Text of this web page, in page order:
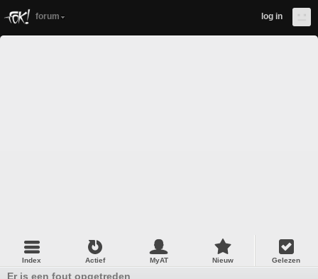
forum log in
Index Actief MyAT Nieuw Gelezen
Er is een fout opgetreden